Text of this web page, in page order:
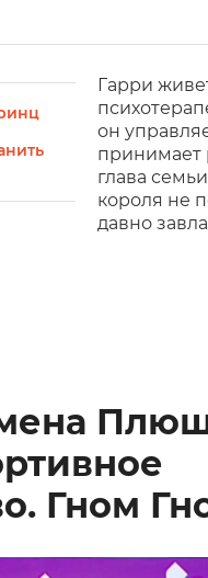
Гарри
он
принимает
глава
короля не
давно
Гном